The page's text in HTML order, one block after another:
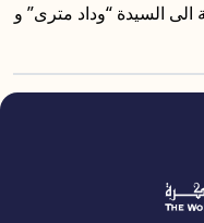
الى السيدة “وداد مترى” و